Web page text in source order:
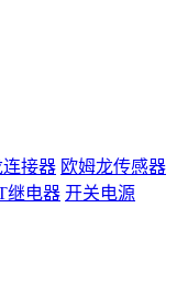
连接器 欧姆龙传感器
继电器 开关电源